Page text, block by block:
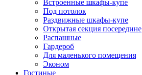
Встроенные шкафы-купе
Под потолок
Раздвижные шкафы-купе
Открытая секция посередине
Распашные
Гардероб
Для маленького помещения
Эконом
Гостиные